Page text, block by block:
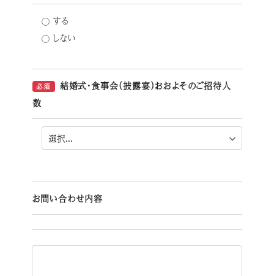
する
しない
必須
結婚式・食事会（披露宴）おおよそのご招待人
数
お問い合わせ内容